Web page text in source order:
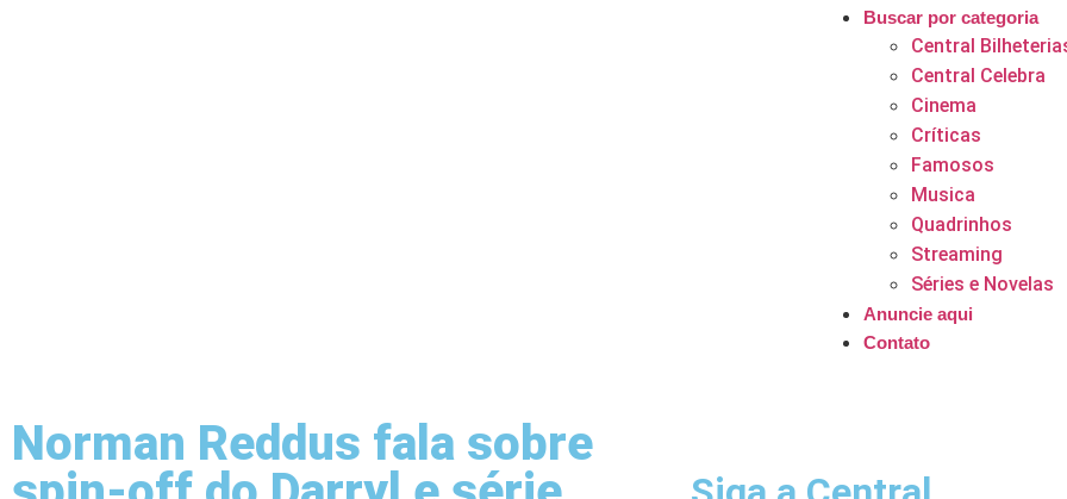
Buscar por categoria
Central
Central Celebra
Cinema
Críticas
Famosos
Musica
Quadrinhos
Streaming
Séries e Novelas
Anuncie aqui
Contato
Norman Reddus fala sobre